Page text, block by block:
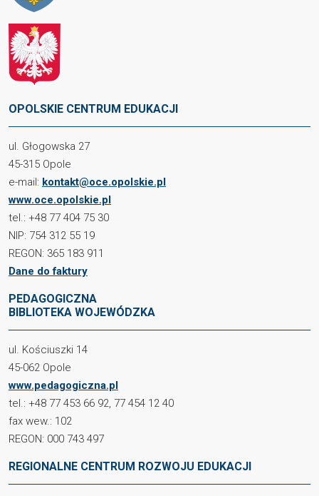
OPOLSKIE CENTRUM EDUKACJI
ul. Głogowska 27
45-315 Opole
e-mail: kontakt@oce.opolskie.pl
www.oce.opolskie.pl
tel.: +48 77 404 75 30
NIP: 754 312 55 19
REGON: 365 183 911
Dane do faktury
PEDAGOGICZNA
BIBLIOTEKA WOJEWÓDZKA
ul. Kościuszki 14
45-062 Opole
www.pedagogiczna.pl
tel.: +48 77 453 66 92, 77 454 12 40
fax wew.: 102
REGON: 000 743 497
REGIONALNE CENTRUM ROZWOJU EDUKACJI